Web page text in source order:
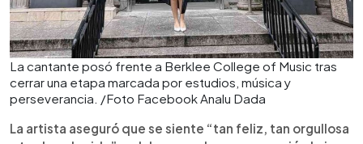
La cantante posó frente a Berklee College of Music tras
cerrar una etapa marcada por estudios, música y
perseverancia. /Foto Facebook Analu Dada
La artista aseguró que se siente “tan feliz, tan orgullosa